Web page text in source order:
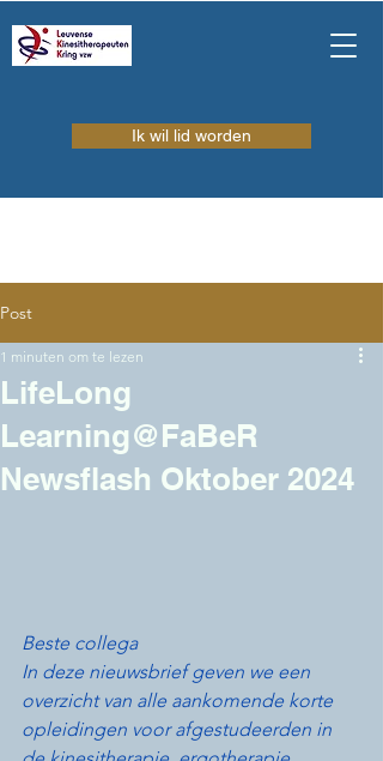
Ik wil lid worden
Post
LifeLong
Learning@FaBeR
Newsflash Oktober 2024
1 minuten om te lezen
Beste collega
In deze nieuwsbrief geven we een
overzicht van alle aankomende korte
opleidingen voor afgestudeerden in